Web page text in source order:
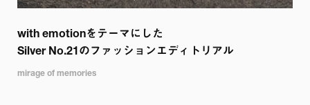
with emotionをテーマにした
Silver No.21のファッションエディトリアル
mirage of memories